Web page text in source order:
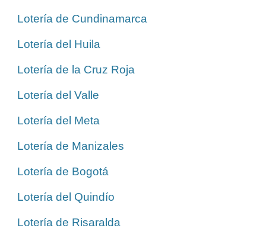
Lotería de Cundinamarca
Lotería del Huila
Lotería de la Cruz Roja
Lotería del Valle
Lotería del Meta
Lotería de Manizales
Lotería de Bogotá
Lotería del Quindío
Lotería de Risaralda